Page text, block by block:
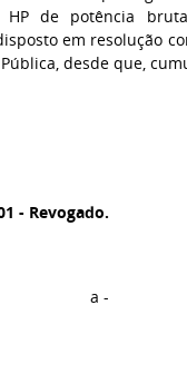
de potência
em resolução
desde que,
- Revogado.
a -